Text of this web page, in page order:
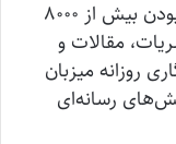
کتابخانه تخصصی دفتر مطالعات با دارا بودن بیش از ۸۰۰۰
مقالات و
روزانه میزبان
رسانه‌ای